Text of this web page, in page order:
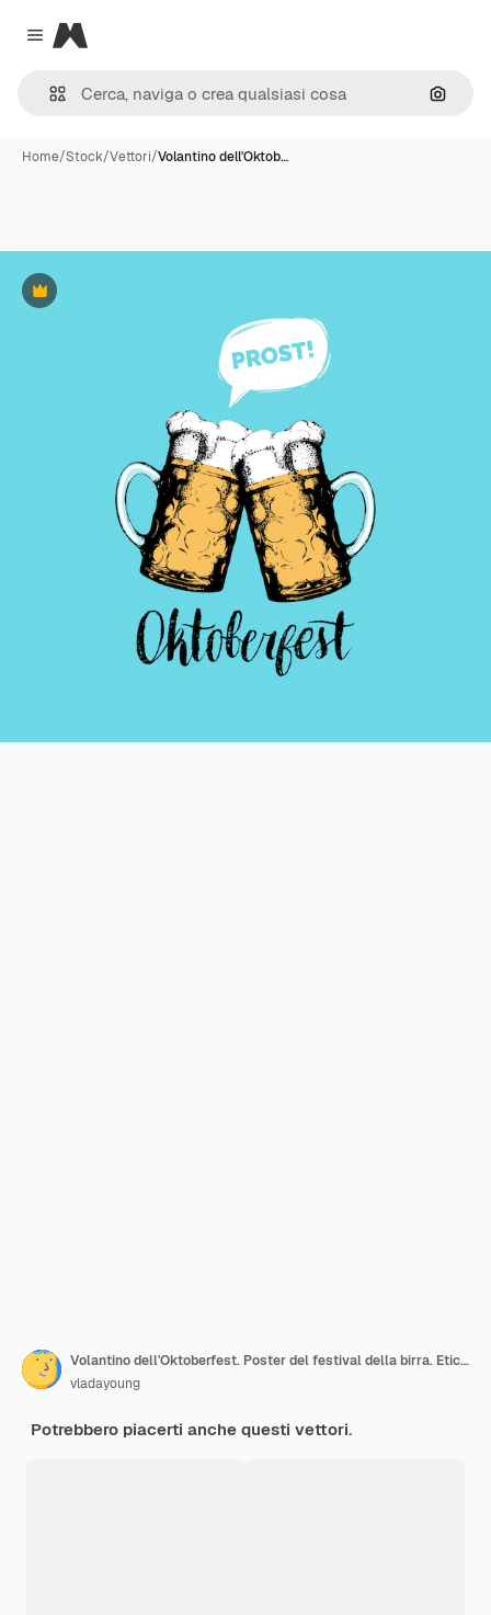
Close menu
Magnific
Cerca
Home/Stock/Vettori/Volantino dell'Oktob…
Premium
Volantino dell'Oktoberfest. Poster del festival della birra. Etichetta o distintivo del birrificio con tazze di vetro abbozzate a mano vintage.
vladayoung
Potrebbero piacerti anche questi vettori.